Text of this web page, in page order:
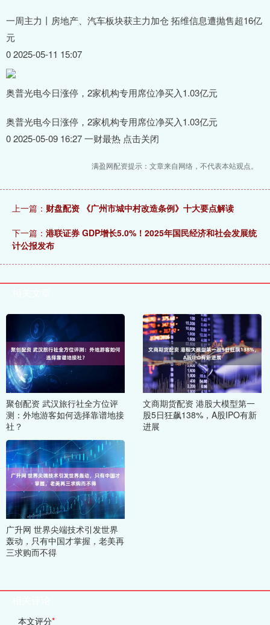
一周主力丨房地产、汽车板块获主力加仓 拓维信息遭抛售超16亿
元
0 2025-05-11 15:07
奥普光电今日涨停，2家机构专用席位净买入1.03亿元
奥普光电今日涨停，2家机构专用席位净买入1.03亿元
0 2025-05-09 16:27 一财最热 点击关闭
满盈网配资提示：文章来自网络，不代表本站观点。
上一篇： 财盘配资 《广州市城中村改造条例》十大要点解读
下一篇： 港联证券 GDP增长5.0%！2025年国民经济和社会发展统
计公报发布
聚创配资 武汉旅行社全方位评
测：外地游客如何选择靠谱地接
社？
文商期货配资 港股大模型第一
股5日狂飙138%，A股IPO有新
进展
广升网 世界尖端技术引发世界
轰动，只有中国才掌握，老美再
三求购而不得
本文评分*